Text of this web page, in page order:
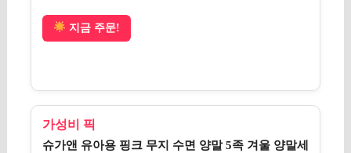
지금 주문!
가성비 픽
슈가앤 유아용 핑크 무지 수면 양말 5족 겨울 양말세